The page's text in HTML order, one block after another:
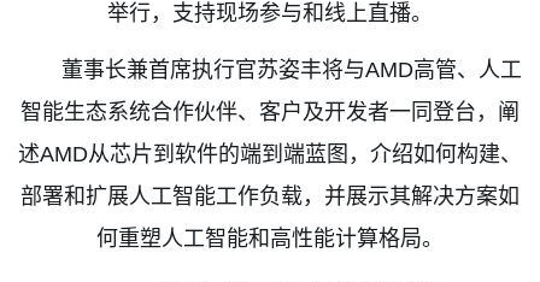
举行，支持现场参与和线上直播。
董事长兼首席执行官苏姿丰将与AMD高管、人工
智能生态系统合作伙伴、客户及开发者一同登台，阐
述AMD从芯片到软件的端到端蓝图，介绍如何构建、
部署和扩展人工智能工作负载，并展示其解决方案如
何重塑人工智能和高性能计算格局。